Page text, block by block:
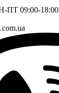
ПТ 09:00-18:00